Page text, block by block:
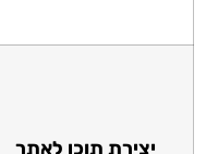
יצירת תוכן לאתר